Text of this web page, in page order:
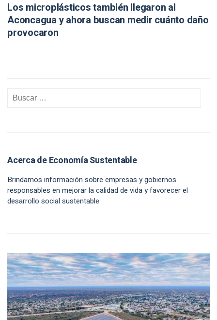
Los microplásticos también llegaron al
Aconcagua y ahora buscan medir cuánto daño
provocaron
Acerca de Economía Sustentable
Brindamos información sobre empresas y gobiernos
responsables en mejorar la calidad de vida y favorecer el
desarrollo social sustentable.